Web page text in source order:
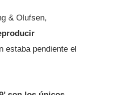
& Olufsen,
estaba pendiente el